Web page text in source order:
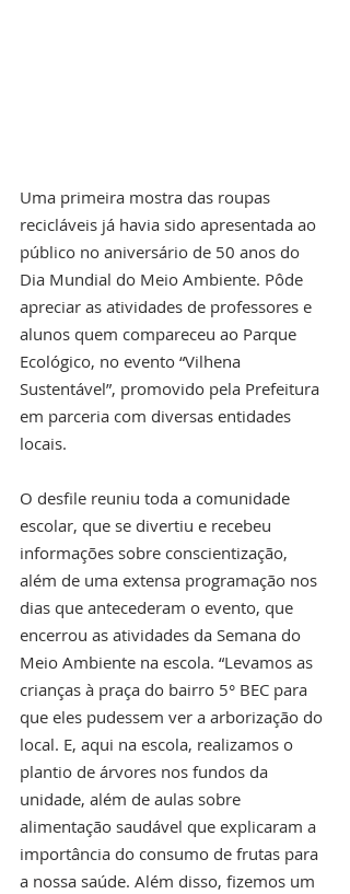
Uma primeira mostra das roupas
recicláveis já havia sido apresentada ao
público no aniversário de 50 anos do
Dia Mundial do Meio Ambiente. Pôde
apreciar as atividades de professores e
alunos quem compareceu ao Parque
Ecológico, no evento “Vilhena
Sustentável”, promovido pela Prefeitura
em parceria com diversas entidades
locais.
O desfile reuniu toda a comunidade
escolar, que se divertiu e recebeu
informações sobre conscientização,
além de uma extensa programação nos
dias que antecederam o evento, que
encerrou as atividades da Semana do
Meio Ambiente na escola. “Levamos as
crianças à praça do bairro 5° BEC para
que eles pudessem ver a arborização do
local. E, aqui na escola, realizamos o
plantio de árvores nos fundos da
unidade, além de aulas sobre
alimentação saudável que explicaram a
importância do consumo de frutas para
a nossa saúde. Além disso, fizemos um